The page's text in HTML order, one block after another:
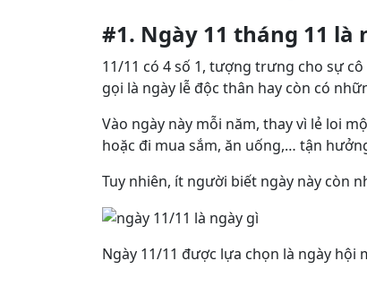
#1. Ngày 11 tháng 11 là
11/11 có 4 số 1, tượng trưng cho sự
gọi là ngày lễ độc thân hay còn có
Vào ngày này mỗi năm, thay vì lẻ loi
hoặc đi mua sắm, ăn uống,… tận
Tuy nhiên, ít người biết ngày này còn
Ngày 11/11 được lựa chọn là ngày hội